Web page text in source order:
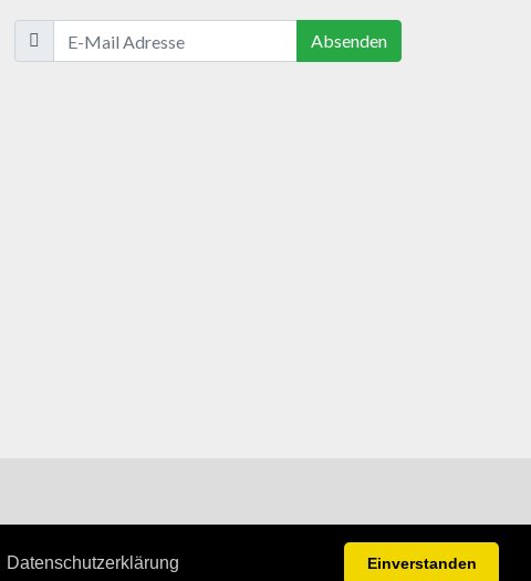
Datenschutzerklärung Einverstanden
Absenden